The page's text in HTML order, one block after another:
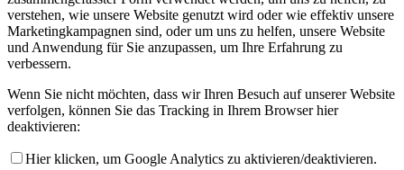
verstehen, wie unsere Website genutzt wird oder wie effektiv unsere
Marketingkampagnen sind, oder um uns zu helfen, unsere Website
und Anwendung für Sie anzupassen, um Ihre Erfahrung zu
verbessern.
Wenn Sie nicht möchten, dass wir Ihren Besuch auf unserer Website
verfolgen, können Sie das Tracking in Ihrem Browser hier
deaktivieren:
Hier klicken, um Google Analytics zu aktivieren/deaktivieren.